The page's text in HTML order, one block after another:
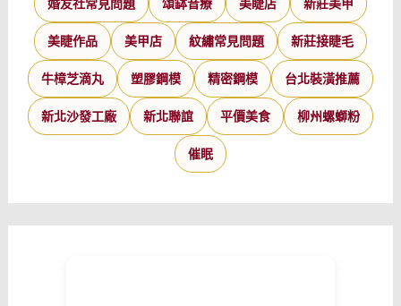
婚友社常見問題 頌缽音療 美睫店 新莊美甲
美睫作品 美甲店 紋繡常見問題 新莊接睫毛
牛樟芝滴丸 塑膠鋼模 精密鋼模 台北裝潢推薦
新北沙發工廠 新北聯誼 平價美食 柳州螺螄粉
催眠